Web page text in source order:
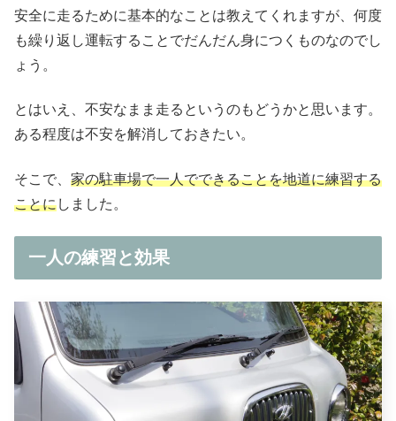
安全に走るために基本的なことは教えてくれますが、何度
も繰り返し運転することでだんだん身につくものなのでし
ょう。
とはいえ、不安なまま走るというのもどうかと思います。
ある程度は不安を解消しておきたい。
そこで、 家の駐車場で一人でできることを地道に練習する
ことにしました。
一人の練習と効果